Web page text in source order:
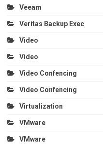
Veeam
Veritas Backup Exec
Video
Video
Video Confencing
Video Confencing
Virtualization
VMware
VMware